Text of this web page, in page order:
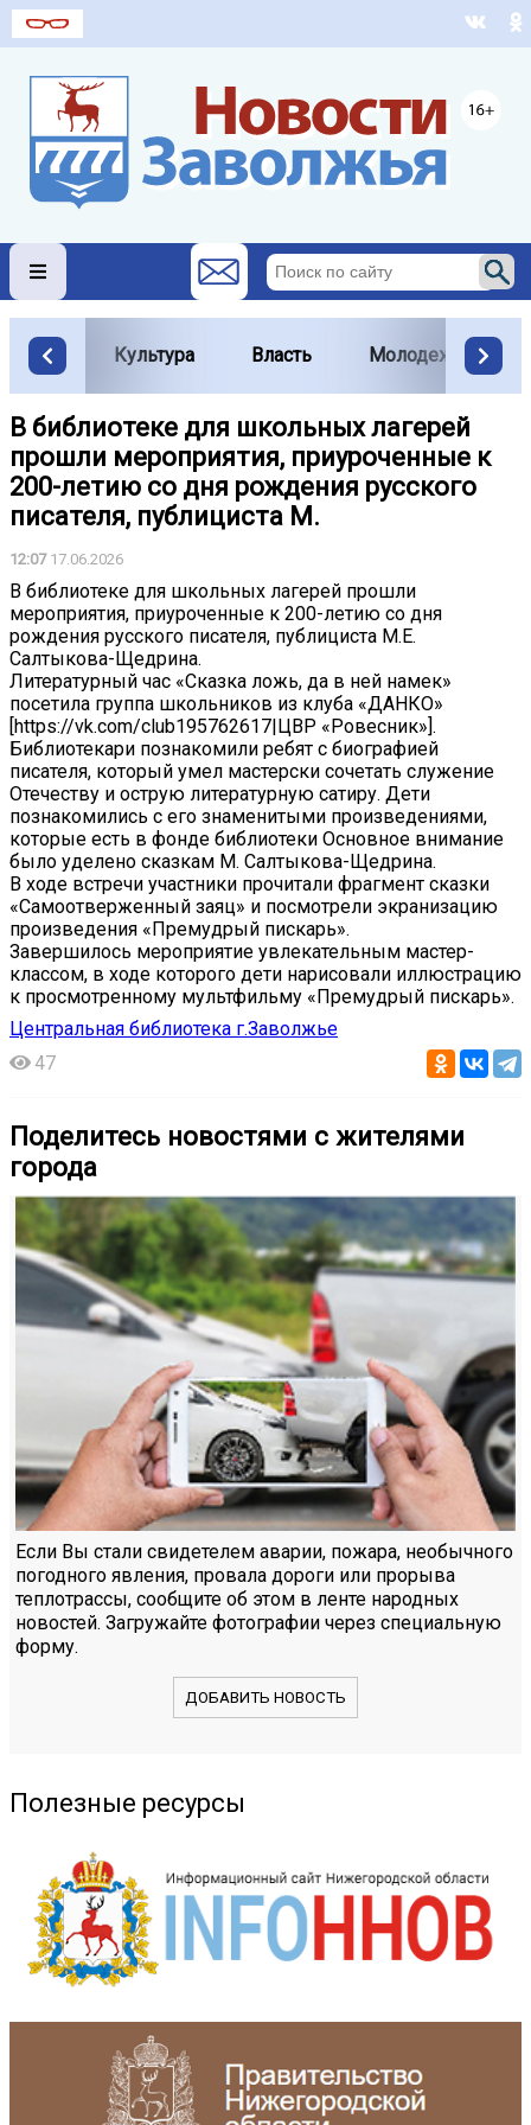
Культура Власть Молодежь
В библиотеке для школьных лагерей
прошли мероприятия, приуроченные к
200-летию со дня рождения русского
писателя, публициста М.
12:0717.06.2026
В библиотеке для школьных лагерей прошли
мероприятия, приуроченные к 200-летию со дня
рождения русского писателя, публициста М.Е.
Салтыкова-Щедрина.
Литературный час «Сказка ложь, да в ней намек»
посетила группа школьников из клуба «ДАНКО»
[https://vk.com/club195762617|ЦВР «Ровесник»].
Библиотекари познакомили ребят с биографией
писателя, который умел мастерски сочетать служение
Отечеству и острую литературную сатиру. Дети
познакомились с его знаменитыми произведениями,
которые есть в фонде библиотеки Основное внимание
было уделено сказкам М. Салтыкова-Щедрина.
В ходе встречи участники прочитали фрагмент сказки
«Самоотверженный заяц» и посмотрели экранизацию
произведения «Премудрый пискарь».
Завершилось мероприятие увлекательным мастер-
классом, в ходе которого дети нарисовали иллюстрацию
к просмотренному мультфильму «Премудрый пискарь».
Центральная библиотека г.Заволжье
47
Поделитесь новостями с жителями
города
Если Вы стали свидетелем аварии, пожара, необычного
погодного явления, провала дороги или прорыва
теплотрассы, сообщите об этом в ленте народных
новостей. Загружайте фотографии через специальную
форму.
ДОБАВИТЬ НОВОСТЬ
Полезные ресурсы